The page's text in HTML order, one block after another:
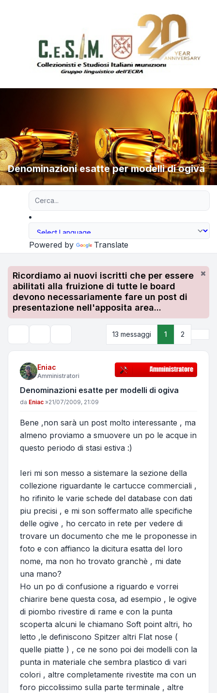
Denominazioni esatte per modelli di ogiva
Powered by Translate
Ricordiamo ai nuovi iscritti che per essere
abilitati alla fruizione di tutte le board
devono necessariamente fare un post di
presentazione nell'apposita area...
13 messaggi 1 2
Eniac
Amministratori
Denominazioni esatte per modelli di ogiva
Messaggio
da Eniac »21/07/2009, 21:09
Bene ,non sarà un post molto interessante , ma
almeno proviamo a smuovere un po le acque in
questo periodo di stasi estiva :)
Ieri mi son messo a sistemare la sezione della
collezione riguardante le cartucce commerciali ,
ho rifinito le varie schede del database con dati
piu precisi , e mi son soffermato alle specifiche
delle ogive , ho cercato in rete per vedere di
trovare un documento che me le proponesse in
foto e con affianco la dicitura esatta del loro
nome, ma non ho trovato granchè , mi date
una mano?
Ho un po di confusione a riguardo e vorrei
chiarire bene questa cosa, ad esempio , le ogive
di piombo rivestire di rame e con la punta
scoperta alcuni le chiamano Soft point altri, ho
letto ,le definiscono Spitzer altri Flat nose (
quelle piatte ) , ce ne sono poi dei modelli con la
punta in materiale che sembra plastico di vari
colori , altre completamente rivestite ma con un
foro piccolissimo sulla parte terminale , altre